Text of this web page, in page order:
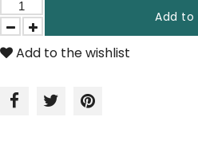
Add to
Add to the wishlist